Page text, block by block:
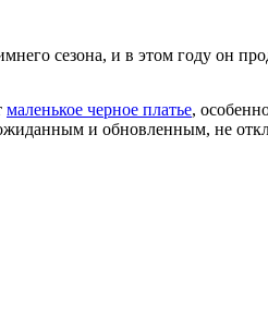
сезона, и в этом году он
маленькое черное платье,
и обновленным, не